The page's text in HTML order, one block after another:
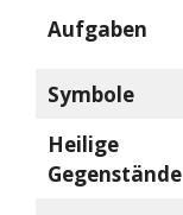
Aufgaben
Symbole
Heilige
Gegenstände